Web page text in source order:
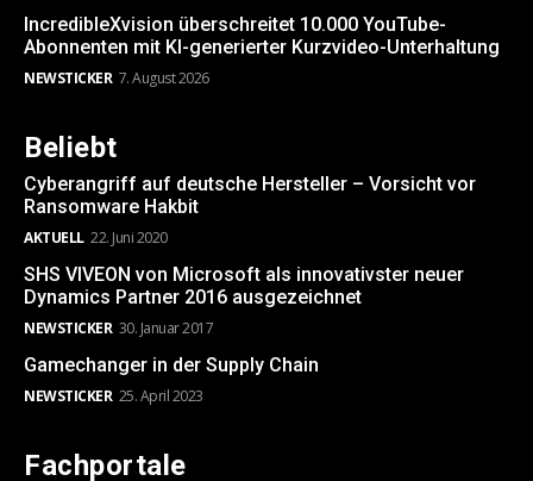
IncredibleXvision überschreitet 10.000 YouTube-
Abonnenten mit KI-generierter Kurzvideo-Unterhaltung
NEWSTICKER 7. August 2026
Beliebt
Cyberangriff auf deutsche Hersteller – Vorsicht vor
Ransomware Hakbit
AKTUELL 22. Juni 2020
SHS VIVEON von Microsoft als innovativster neuer
Dynamics Partner 2016 ausgezeichnet
NEWSTICKER 30. Januar 2017
Gamechanger in der Supply Chain
NEWSTICKER 25. April 2023
Fachportale